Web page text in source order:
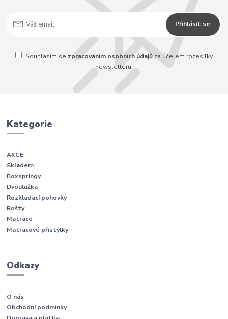
Přihlásit se
Souhlasím se zpracováním osobních údajůza účelem rozesílky
newsletteru.
Kategorie
AKCE
Skladem
Boxspringy
Dvoulůžka
Rozkládací pohovky
Rošty
Matrace
Matracové přistýlky
Odkazy
O nás
Obchodní podmínky